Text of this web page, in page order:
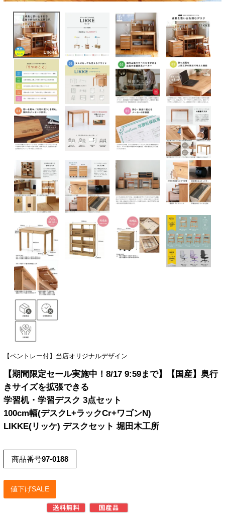
【ペントレー付】当店オリジナルデザイン
【期間限定セール実施中！8/17 9:59まで】【国産】奥行
きサイズを拡張できる
学習机・学習デスク 3点セット
100cm幅(デスクL+ラックCr+ワゴンN)
LIKKE(リッケ) デスクセット 堀田木工所
商品番号97-0188
値下げSALE